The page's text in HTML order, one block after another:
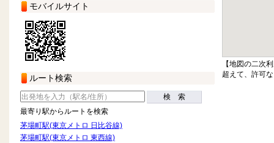
モバイルサイト
ルート検索
検 索
最寄り駅からルートを検索
茅場町駅(東京メトロ 日比谷線)
茅場町駅(東京メトロ 東西線)
【地図の二次
超えて、許可